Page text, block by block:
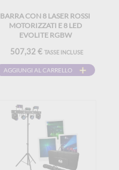
BARRA CON 8 LASER ROSSI
MOTORIZZATI E 8 LED
EVOLITE RGBW
507,32 € TASSE INCLUSE
AGGIUNGI AL CARRELLO